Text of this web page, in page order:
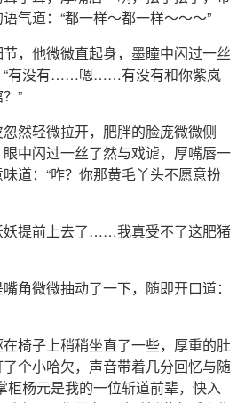
气道：“都一样～都一样～～～”
，他微微直起身，墨瞳中闪过一丝
“有没有……嗯……有没有和你紫岚
”
然轻微拉开，肥胖的脸庞微微侧
中闪过一丝了然与戏谑，厚嘴唇一
道：“咋？你那黄毛丫头不愿意扮
妖提前上去了……我真受不了这肥猪
角微微抽动了一下，随即开口道：
椅子上稍稍坐直了一些，厚重的肚
个小哈欠，声音带着几分回忆与随
柜杨元是我的一位斩道前辈，快入